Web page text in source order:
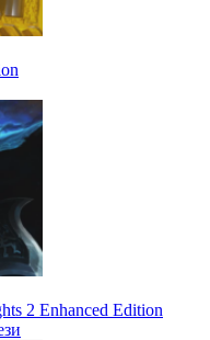
2 Enhanced Edition